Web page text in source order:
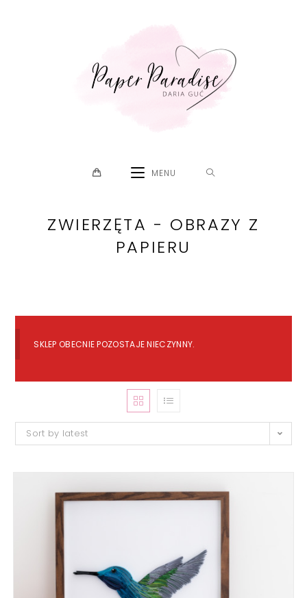
MENU
ZWIERZĘTA - OBRAZY Z
PAPIERU
SKLEP OBECNIE POZOSTAJE NIECZYNNY.
Sort by latest